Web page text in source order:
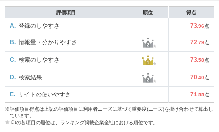
評価項目 順位 得点
A. 登録のしやすさ 73 .96点
B. 情報量・分かりやすさ 72 .79点
C. 検索のしやすさ 73 .58点
D. 検索結果 70 .40点
E. サイトの使いやすさ 71 .55点
※評価項目得点は上記の評価項目に利用者ニーズに基づく重要度(ニーズ)を掛け合わせて算出し
ています。
印の各項目の順位は、ランキング掲載企業全社における順位です。